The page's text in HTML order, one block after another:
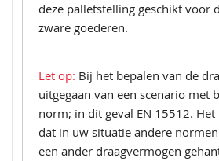
deze palletstelling geschikt voor
zware goederen.
Let op: Bij het bepalen van de
uitgegaan van een scenario met
norm; in dit geval EN 15512. Het
dat in uw situatie andere
een ander draagvermogen